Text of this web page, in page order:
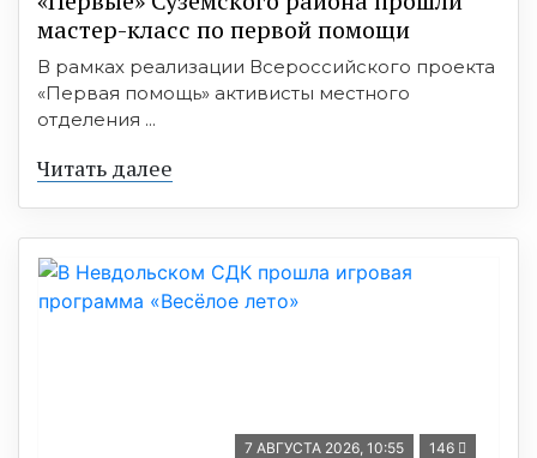
мастер-класс по первой помощи
В рамках реализации Всероссийского проекта
«Первая помощь» активисты местного
отделения ...
Читать далее
7 АВГУСТА 2026, 10:55 146